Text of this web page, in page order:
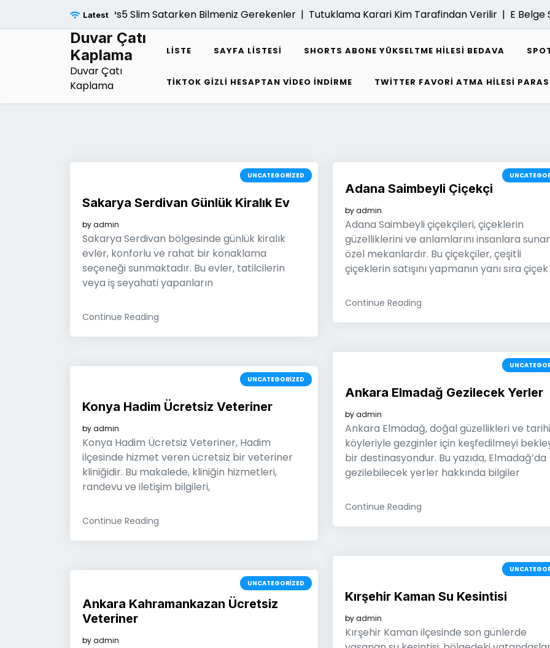
Latest
Ps5 Slim Satarken Bilmeniz Gerekenler |Tutuklama Karari Kim Tarafindan Verilir |E Belge
Duvar Çatı
Kaplama
Duvar Çatı
Kaplama
LISTE SAYFA LISTESI SHORTS ABONE YÜKSELTME HILESI BEDAVA
TIKTOK GIZLI HESAPTAN VIDEO INDIRME TWITTER FAVORI ATMA HILESI
UNCATEGORIZED
Sakarya Serdivan Günlük Kiralık Ev
byadmin
Sakarya Serdivan bölgesinde günlük kiralık
evler, konforlu ve rahat bir konaklama
seçeneği sunmaktadır. Bu evler, tatilcilerin
veya iş seyahati yapanların
Continue Reading
Adana Saimbeyli Çiçekçi
byadmin
Adana Saimbeyli çiçekçileri, çiçeklerin
güzelliklerini ve anlamlarını insanlara
özel mekanlardır. Bu çiçekçiler, çeşitli
çiçeklerin satışını yapmanın yanı sıra çiçek
Continue Reading
Ankara Elmadağ Gezilecek Yerler
byadmin
Ankara Elmadağ, doğal güzellikleri ve tarihi
köyleriyle gezginler için keşfedilmeyi
bir destinasyondur. Bu yazıda, Elmadağ’da
gezilebilecek yerler hakkında bilgiler
Continue Reading
UNCATEGORIZED
Konya Hadim Ücretsiz Veteriner
byadmin
Konya Hadim Ücretsiz Veteriner, Hadim
ilçesinde hizmet veren ücretsiz bir veteriner
kliniğidir. Bu makalede, kliniğin hizmetleri,
randevu ve iletişim bilgileri,
Continue Reading
Kırşehir Kaman Su Kesintisi
byadmin
Kırşehir Kaman ilçesinde son günlerde
UNCATEGORIZED
Ankara Kahramankazan Ücretsiz
Veteriner
byadmin